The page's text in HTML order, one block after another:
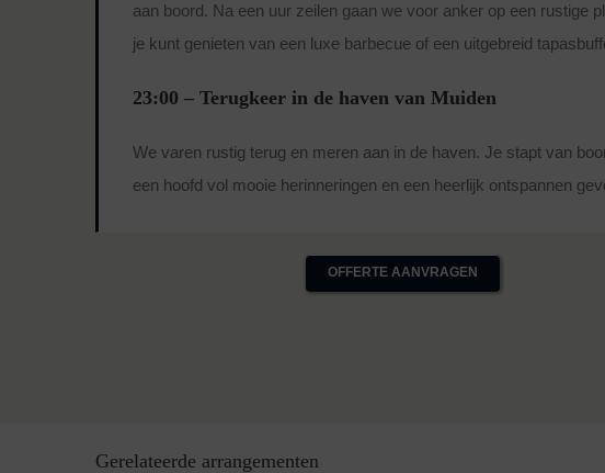
aan boord. Na een uur zeilen gaan we voor anker op een rustige
je kunt genieten van een luxe barbecue of een uitgebreid
23:00 – Terugkeer in de haven van Muiden
We varen rustig terug en meren aan in de haven. Je stapt van
een hoofd vol mooie herinneringen en een heerlijk ontspannen
OFFERTE AANVRAGEN
Gerelateerde arrangementen